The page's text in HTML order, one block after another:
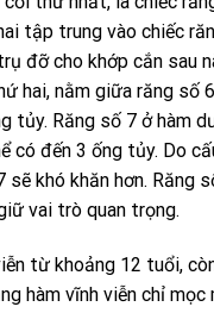
tập trung vào chiếc
đỡ cho khớp cắn sau
hai, nằm giữa răng
tủy. Răng số 7 ở
có đến 3 ống tủy. Do
khó khăn hơn. Răng
vai trò quan trọng.
từ khoảng 12 tuổi,
hàm vĩnh viễn chỉ